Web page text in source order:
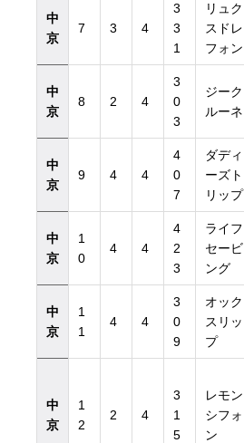
中
京
7 3 4
3
3
1
リュク
スドレ
フォン
中
京
8 2 4
3
0
3
ジーク
ルーネ
中
京
9 4 4
4
0
7
ダディ
ーズト
リップ
中
京
1
0
4 4
4
2
3
ライフ
セービ
ング
中
京
1
1
4 4
3
0
9
オック
スリッ
プ
中
京
1
2
2 4
3
1
5
レモン
シフォ
ン